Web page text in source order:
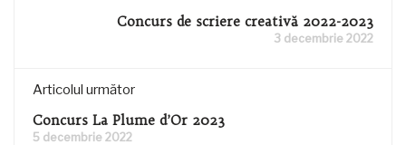
Concurs de scriere creativă 2022-2023
3 decembrie 2022
Articolul următor
Concurs La Plume d’Or 2023
5 decembrie 2022